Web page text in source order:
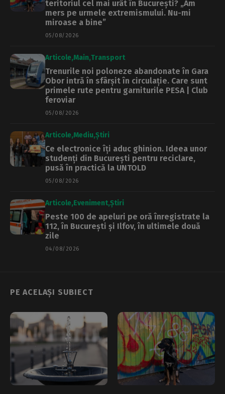
teritoriul cel mai urât în București? „Am
mers pe urmele extremismului. Nu-mi
miroase a bine”
05/08/2026
Articole Main Transport
Trenurile noi poloneze abandonate în Gara
Obor intră în sfârșit în circulație. Care sunt
primele rute pentru garniturile PESA | Club
feroviar
05/08/2026
Articole Mediu Știri
Ce electronice îți aduc ghinion. Ideea unor
studenți din București pentru reciclare,
pusă în practică la UNTOLD
05/08/2026
Articole Eveniment Știri
Peste 100 de apeluri pe oră înregistrate la
112, în București și Ilfov, în ultimele două
zile
04/08/2026
PE ACELAȘI SUBIECT